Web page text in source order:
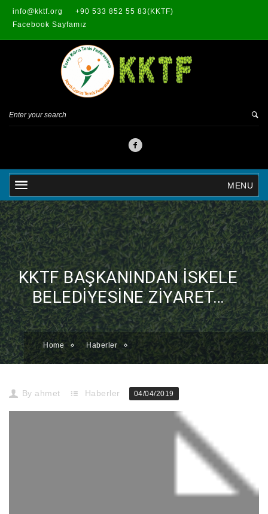
info@kktf.org
+90 533 852 55 83(KKTF)
Facebook Sayfamız
MENU
KKTF BAŞKANINDAN İSKELE
BELEDİYESİNE ZİYARET…
Home Haberler
By ahmet Haberler 04/04/2019